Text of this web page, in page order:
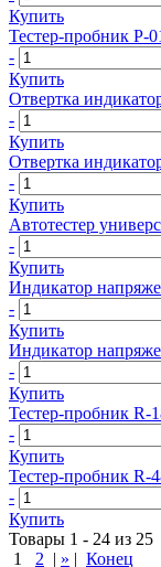
Купить
Тестер-пробник P-
-
Купить
Отвертка
-
Купить
Отвертка
-
Купить
Автотестер
-
Купить
Индикатор
-
Купить
Индикатор
-
Купить
Тестер-пробник R-
-
Купить
Тестер-пробник R-
-
Купить
Товары 1 - 24 из 25
1
2 | » | Конец